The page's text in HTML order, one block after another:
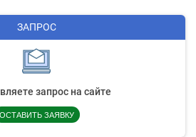
ЗАПРОС
запрос на сайте
ОСТАВИТЬ ЗАЯВКУ